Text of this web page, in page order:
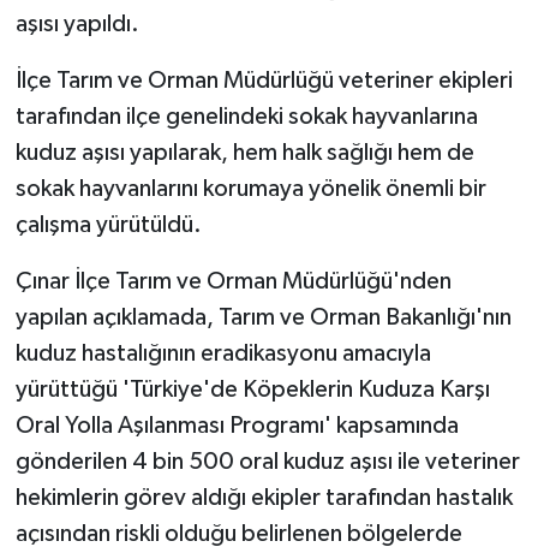
aşısı yapıldı.
İlçe Tarım ve Orman Müdürlüğü veteriner ekipleri
tarafından ilçe genelindeki sokak hayvanlarına
kuduz aşısı yapılarak, hem halk sağlığı hem de
sokak hayvanlarını korumaya yönelik önemli bir
çalışma yürütüldü.
Çınar İlçe Tarım ve Orman Müdürlüğü'nden
yapılan açıklamada, Tarım ve Orman Bakanlığı'nın
kuduz hastalığının eradikasyonu amacıyla
yürüttüğü 'Türkiye'de Köpeklerin Kuduza Karşı
Oral Yolla Aşılanması Programı' kapsamında
gönderilen 4 bin 500 oral kuduz aşısı ile veteriner
hekimlerin görev aldığı ekipler tarafından hastalık
açısından riskli olduğu belirlenen bölgelerde
YEDİSU